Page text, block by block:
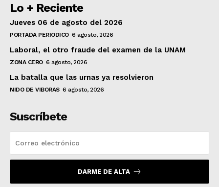
Lo + Reciente
Jueves 06 de agosto del 2026
PORTADA PERIODICO 6 agosto, 2026
Laboral, el otro fraude del examen de la UNAM
ZONA CERO 6 agosto, 2026
La batalla que las urnas ya resolvieron
NIDO DE VIBORAS 6 agosto, 2026
Suscríbete
DARME DE ALTA